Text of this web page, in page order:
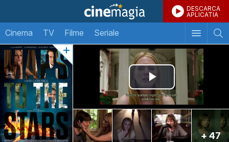
DESCARCA
APLICATIA
Cinema TV Filme Seriale
+ 47